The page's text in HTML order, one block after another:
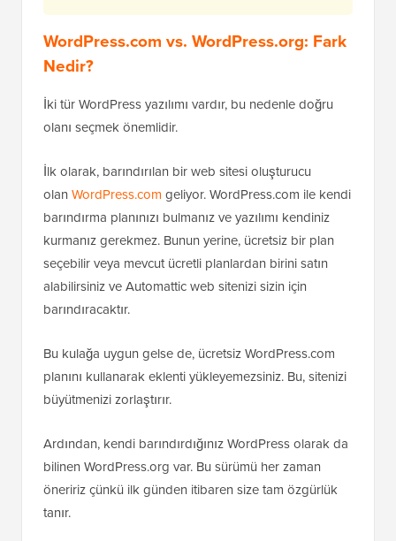
WordPress.com vs. WordPress.org: Fark
Nedir?
İki tür WordPress yazılımı vardır, bu nedenle doğru
olanı seçmek önemlidir.
İlk olarak, barındırılan bir web sitesi oluşturucu
olan WordPress.com geliyor. WordPress.com ile kendi
barındırma planınızı bulmanız ve yazılımı kendiniz
kurmanız gerekmez. Bunun yerine, ücretsiz bir plan
seçebilir veya mevcut ücretli planlardan birini satın
alabilirsiniz ve Automattic web sitenizi sizin için
barındıracaktır.
Bu kulağa uygun gelse de, ücretsiz WordPress.com
planını kullanarak eklenti yükleyemezsiniz. Bu, sitenizi
büyütmenizi zorlaştırır.
Ardından, kendi barındırdığınız WordPress olarak da
bilinen WordPress.org var. Bu sürümü her zaman
öneririz çünkü ilk günden itibaren size tam özgürlük
tanır.